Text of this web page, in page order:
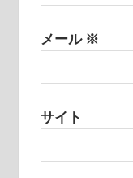
メール ※
サイト